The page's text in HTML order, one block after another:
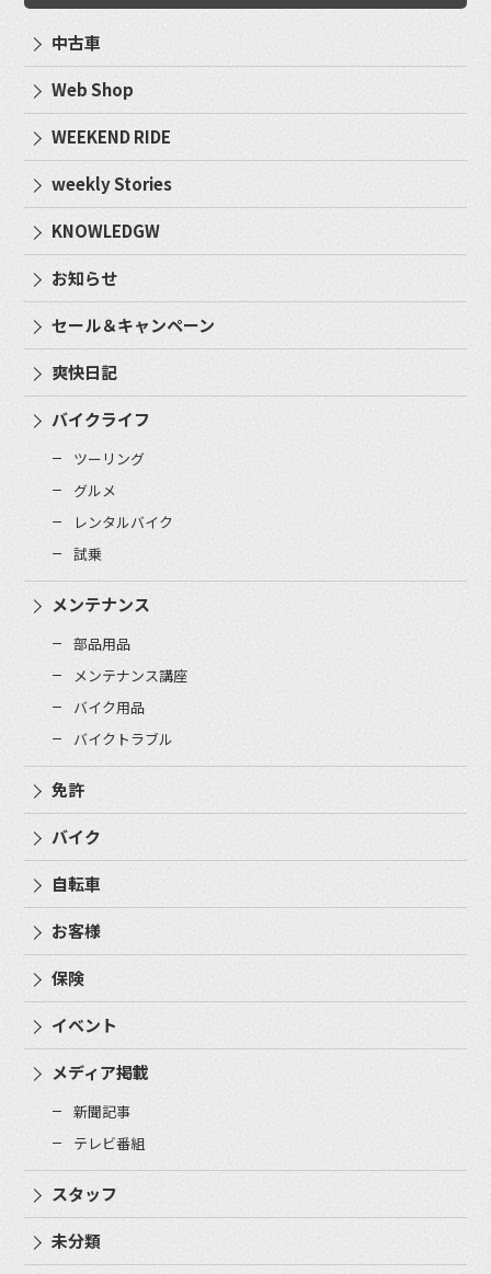
中古車
Web Shop
WEEKEND RIDE
weekly Stories
KNOWLEDGW
お知らせ
セール＆キャンペーン
爽快日記
バイクライフ
ツーリング
グルメ
レンタルバイク
試乗
メンテナンス
部品用品
メンテナンス講座
バイク用品
バイクトラブル
免許
バイク
自転車
お客様
保険
イベント
メディア掲載
新聞記事
テレビ番組
スタッフ
未分類